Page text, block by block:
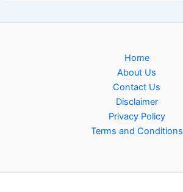
Home
About Us
Contact Us
Disclaimer
Privacy Policy
Terms and Conditions